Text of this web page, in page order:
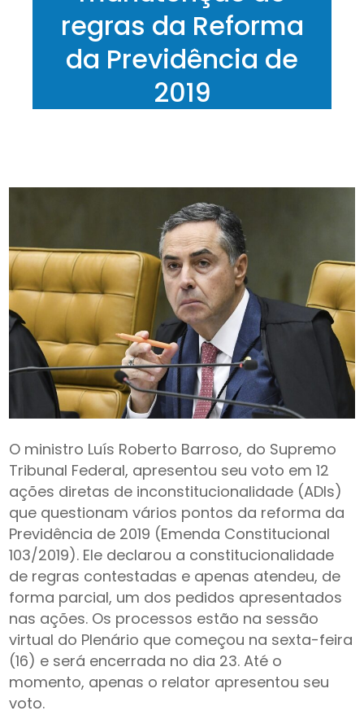
regras da Reforma
da Previdência de
2019
O ministro Luís Roberto Barroso, do Supremo
Tribunal Federal, apresentou seu voto em 12
ações diretas de inconstitucionalidade (ADIs)
que questionam vários pontos da reforma da
Previdência de 2019 (Emenda Constitucional
103/2019). Ele declarou a constitucionalidade
de regras contestadas e apenas atendeu, de
forma parcial, um dos pedidos apresentados
nas ações. Os processos estão na sessão
virtual do Plenário que começou na sexta-feira
(16) e será encerrada no dia 23. Até o
momento, apenas o relator apresentou seu
voto.